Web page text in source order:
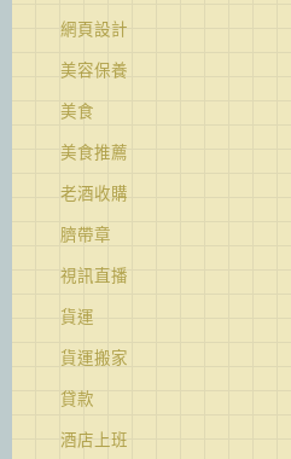
網頁設計
美容保養
美食
美食推薦
老酒收購
臍帶章
視訊直播
貨運
貨運搬家
貸款
酒店上班